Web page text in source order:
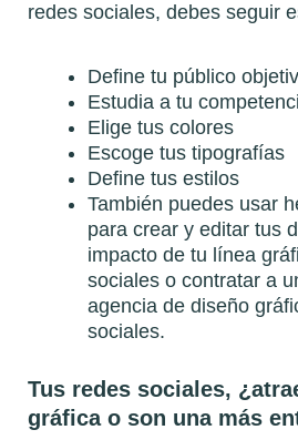
redes sociales, debes seguir
Define tu público
Estudia a tu
Elige tus colores
Escoge tus tipografías
Define tus estilos
También puedes usar
para crear y editar tus
impacto de tu línea
sociales o contratar a
agencia de diseño
sociales.
Tus redes sociales,
gráfica o son una más